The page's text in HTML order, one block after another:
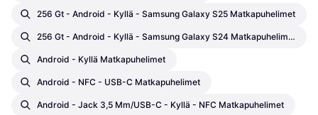
256 Gt - Android - Kyllä - Samsung Galaxy S25 Matkapuhelimet
256 Gt - Android - Kyllä - Samsung Galaxy S24 Matkapuhelimet
Android - Kyllä Matkapuhelimet
Android - NFC - USB-C Matkapuhelimet
Android - Jack 3,5 Mm/USB-C - Kyllä - NFC Matkapuhelimet